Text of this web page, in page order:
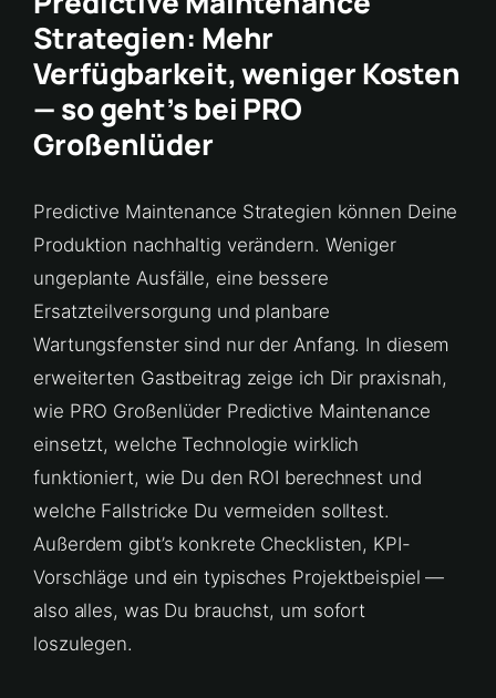
Strategien: Mehr
Verfügbarkeit, weniger Kosten
— so geht’s bei PRO
Großenlüder
Predictive Maintenance Strategien können Deine
Produktion nachhaltig verändern. Weniger
ungeplante Ausfälle, eine bessere
Ersatzteilversorgung und planbare
Wartungsfenster sind nur der Anfang. In diesem
erweiterten Gastbeitrag zeige ich Dir praxisnah,
wie PRO Großenlüder Predictive Maintenance
einsetzt, welche Technologie wirklich
funktioniert, wie Du den ROI berechnest und
welche Fallstricke Du vermeiden solltest.
Außerdem gibt’s konkrete Checklisten, KPI-
Vorschläge und ein typisches Projektbeispiel —
also alles, was Du brauchst, um sofort
loszulegen.